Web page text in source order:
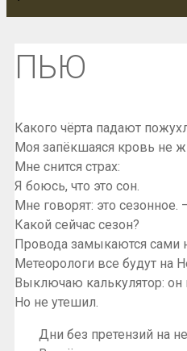
ПЬЮ
Какого чёрта падают
Моя запёкшаяся кровь не
Мне снится страх:
Я боюсь, что это сон.
Мне говорят: это сезонное.
Какой сейчас сезон?
Провода замыкаются сами
Метеорологи все будут на
Выключаю калькулятор: он
Но не утешил.
Дни без претензий на